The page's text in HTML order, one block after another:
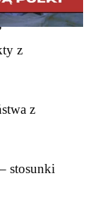
z
z
stosunki